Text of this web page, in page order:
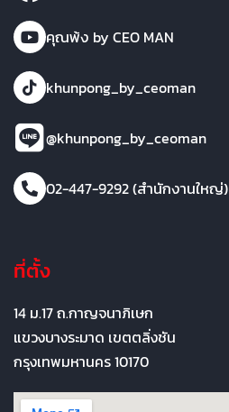
คุณพ้ง by CEO MAN
khunpong_by_ceoman
@khunpong_by_ceoman
02-447-9292 (สำนักงานใหญ่)
ที่ตั้ง
14 ม.17 ถ.กาญจนาภิเษก
แขวงบางระมาด เขตตลิ่งชัน
กรุงเทพมหานคร 10170